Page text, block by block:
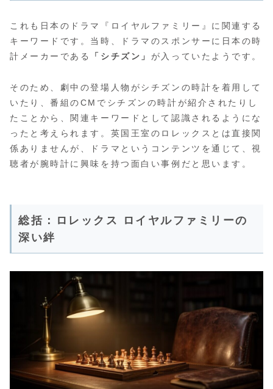
これも日本のドラマ『ロイヤルファミリー』に関連する
キーワードです。当時、ドラマのスポンサーに日本の時
計メーカーである
「シチズン」 が入っていたようです。
そのため、劇中の登場人物がシチズンの時計を着用して
いたり、番組のCMでシチズンの時計が紹介されたりし
たことから、関連キーワードとして認識されるようにな
ったと考えられます。英国王室のロレックスとは直接関
係ありませんが、ドラマというコンテンツを通じて、視
聴者が腕時計に興味を持つ面白い事例だと思います。
総括：ロレックス ロイヤルファミリーの
深い絆